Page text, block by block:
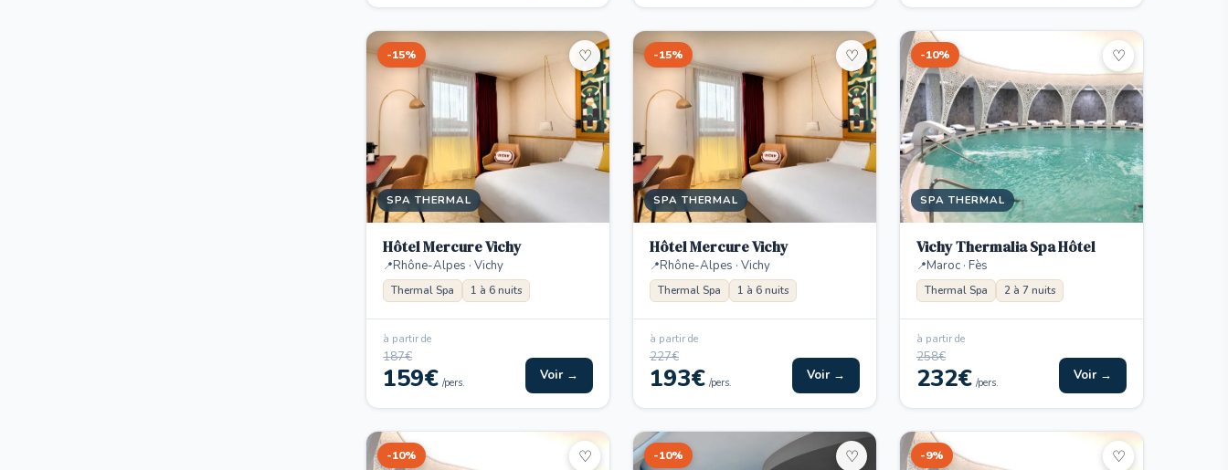
-15%
SPA THERMAL
♡
Hôtel Mercure Vichy
Rhône-Alpes · Vichy
Thermal Spa 1 à 6 nuits
à partir de
187€
159€ /pers. Voir →
-15%
SPA THERMAL
♡
Hôtel Mercure Vichy
Rhône-Alpes · Vichy
Thermal Spa 1 à 6 nuits
à partir de
227€
193€ /pers. Voir →
-10%
SPA THERMAL
♡
Vichy Thermalia Spa Hôtel
Maroc · Fès
Thermal Spa 2 à 7 nuits
à partir de
258€
232€ /pers. Voir →
-10% ♡ -10% ♡ -9% ♡